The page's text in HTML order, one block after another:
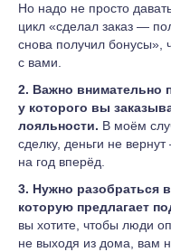
Но надо не просто
цикл «сделал заказ —
снова получил бонусы»,
с вами.
2. Важно внимательно
у которого вы
лояльности. В моём
сделку, деньги не
на год вперёд.
3. Нужно разобраться
которую предлагает
вы хотите, чтобы люди
не выходя из дома, вам